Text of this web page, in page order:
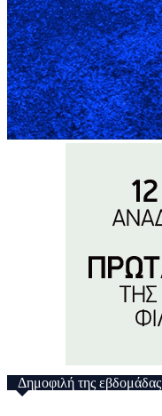
Δημοφιλή της εβδομάδας